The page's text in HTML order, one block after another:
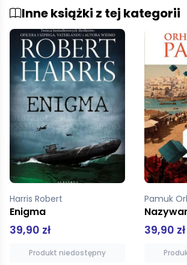
Inne książki z tej kategorii
Harris Robert
Enigma
39,90 zł
Produkt niedostępny
Pamuk
39,90 zł